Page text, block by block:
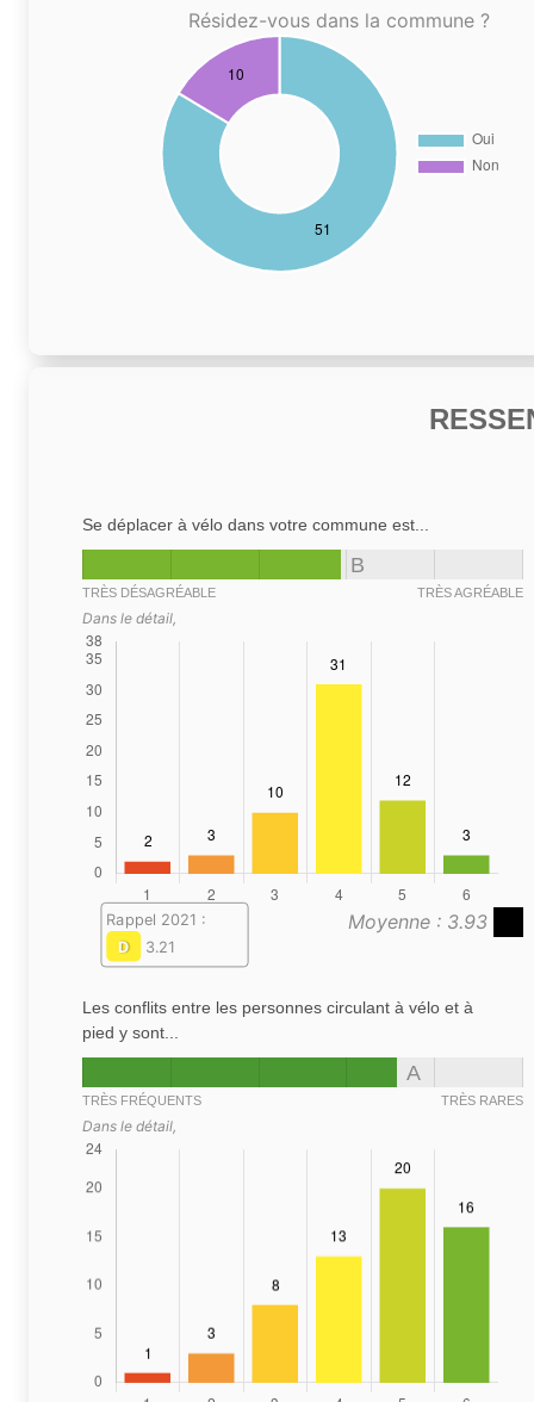
Résidez-vous dans la commune ?
Se déplacer à vélo dans votre commune est...
B
TRÈS DÉSAGRÉABLE TRÈS AGRÉABLE
Dans le détail,
Moyenne : 3.93
Rappel 2021 :
D
3.21
Les conflits entre les personnes circulant à vélo et à
pied y sont...
A
TRÈS FRÉQUENTS TRÈS RARES
Dans le détail,